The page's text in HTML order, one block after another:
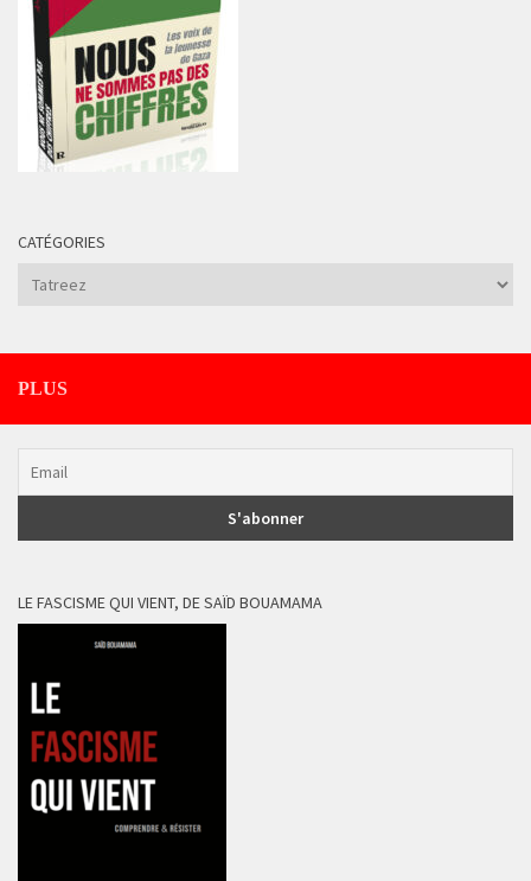
CATÉGORIES
Catégories
PLUS
LE FASCISME QUI VIENT, DE SAÏD BOUAMAMA